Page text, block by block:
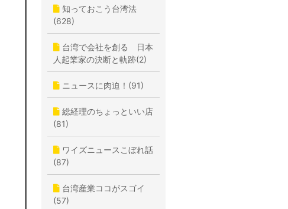
知っておこう台湾法
(628)
台湾で会社を創る 日本
人起業家の決断と軌跡(2)
ニュースに肉迫！(91)
総経理のちょっといい店
(81)
ワイズニュースこぼれ話
(87)
台湾産業ココがスゴイ
(57)